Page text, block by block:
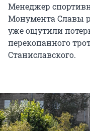
Менеджер
Монумента Славы
уже ощутили
перекопанного
Станиславского.